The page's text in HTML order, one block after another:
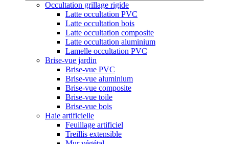
Occultation grillage rigide
Latte occultation PVC
Latte occultation bois
Latte occultation composite
Latte occultation aluminium
Lamelle occultation PVC
Brise-vue jardin
Brise-vue PVC
Brise-vue aluminium
Brise-vue composite
Brise-vue toile
Brise-vue bois
Haie artificielle
Feuillage artificiel
Treillis extensible